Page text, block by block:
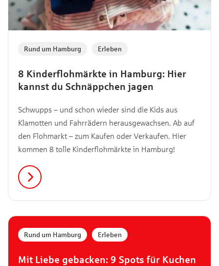
8 Kinderflohmärkte in Hamburg: Hier
kannst du Schnäppchen jagen
Rund um Hamburg Erleben
Schwupps – und schon wieder sind die Kids aus
Klamotten und Fahrrädern herausgewachsen. Ab auf
den Flohmarkt – zum Kaufen oder Verkaufen. Hier
kommen 8 tolle Kinderflohmärkte in Hamburg!
Mit Liebe gebacken: 9 Spots für Kuchen
Rund um Hamburg Erleben